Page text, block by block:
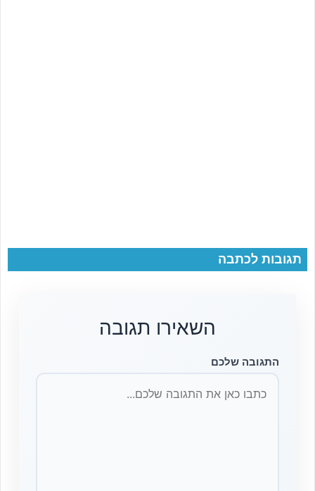
תגובות לכתבה
השאירו תגובה
התגובה שלכם